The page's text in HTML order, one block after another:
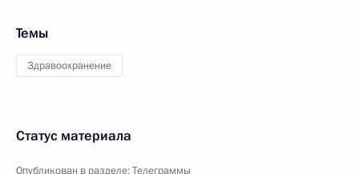
Темы
Здравоохранение
Статус материала
Опубликован в разделе:Телеграммы